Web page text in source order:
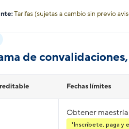
Tarifas (sujetas a cambio sin previo
de
Fechas límites
Obtener maestría
*Inscríbete, paga y